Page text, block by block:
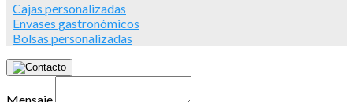
Cajas personalizadas
Envases gastronómicos
Bolsas personalizadas